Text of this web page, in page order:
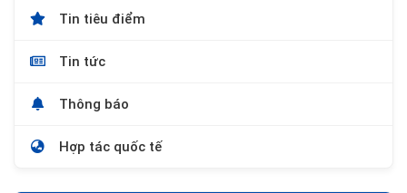
Tin tiêu điểm
Tin tức
Thông báo
Hợp tác quốc tế